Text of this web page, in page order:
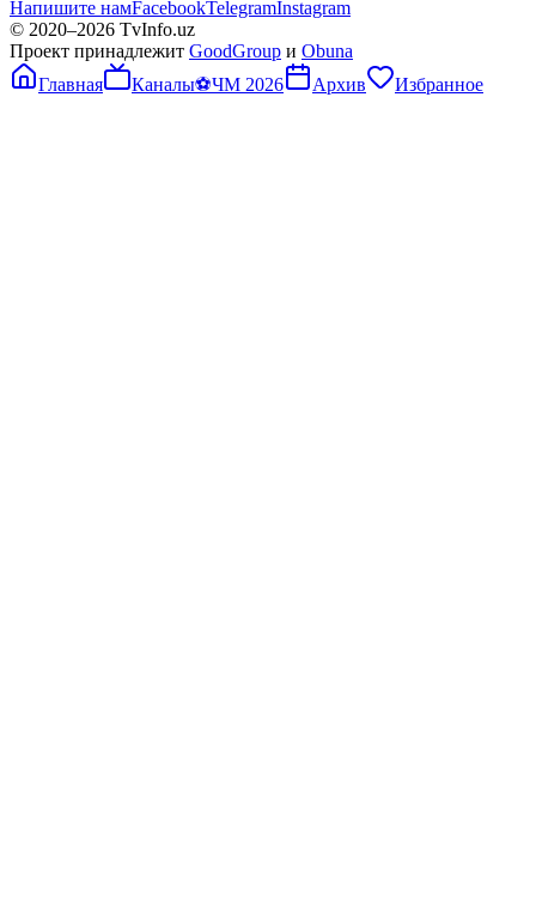
Напишите намFacebookTelegramInstagram
© 2020–2026 TvInfo.uz
Проект принадлежит GoodGroup и Obuna
Главная
Каналы⚽ЧМ 2026 Архив Избранное